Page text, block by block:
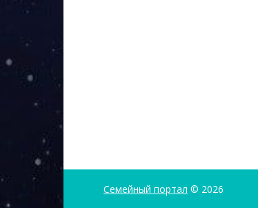
Семейный портал © 2026